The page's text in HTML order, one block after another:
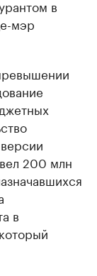
в
мэр
200 млн
в